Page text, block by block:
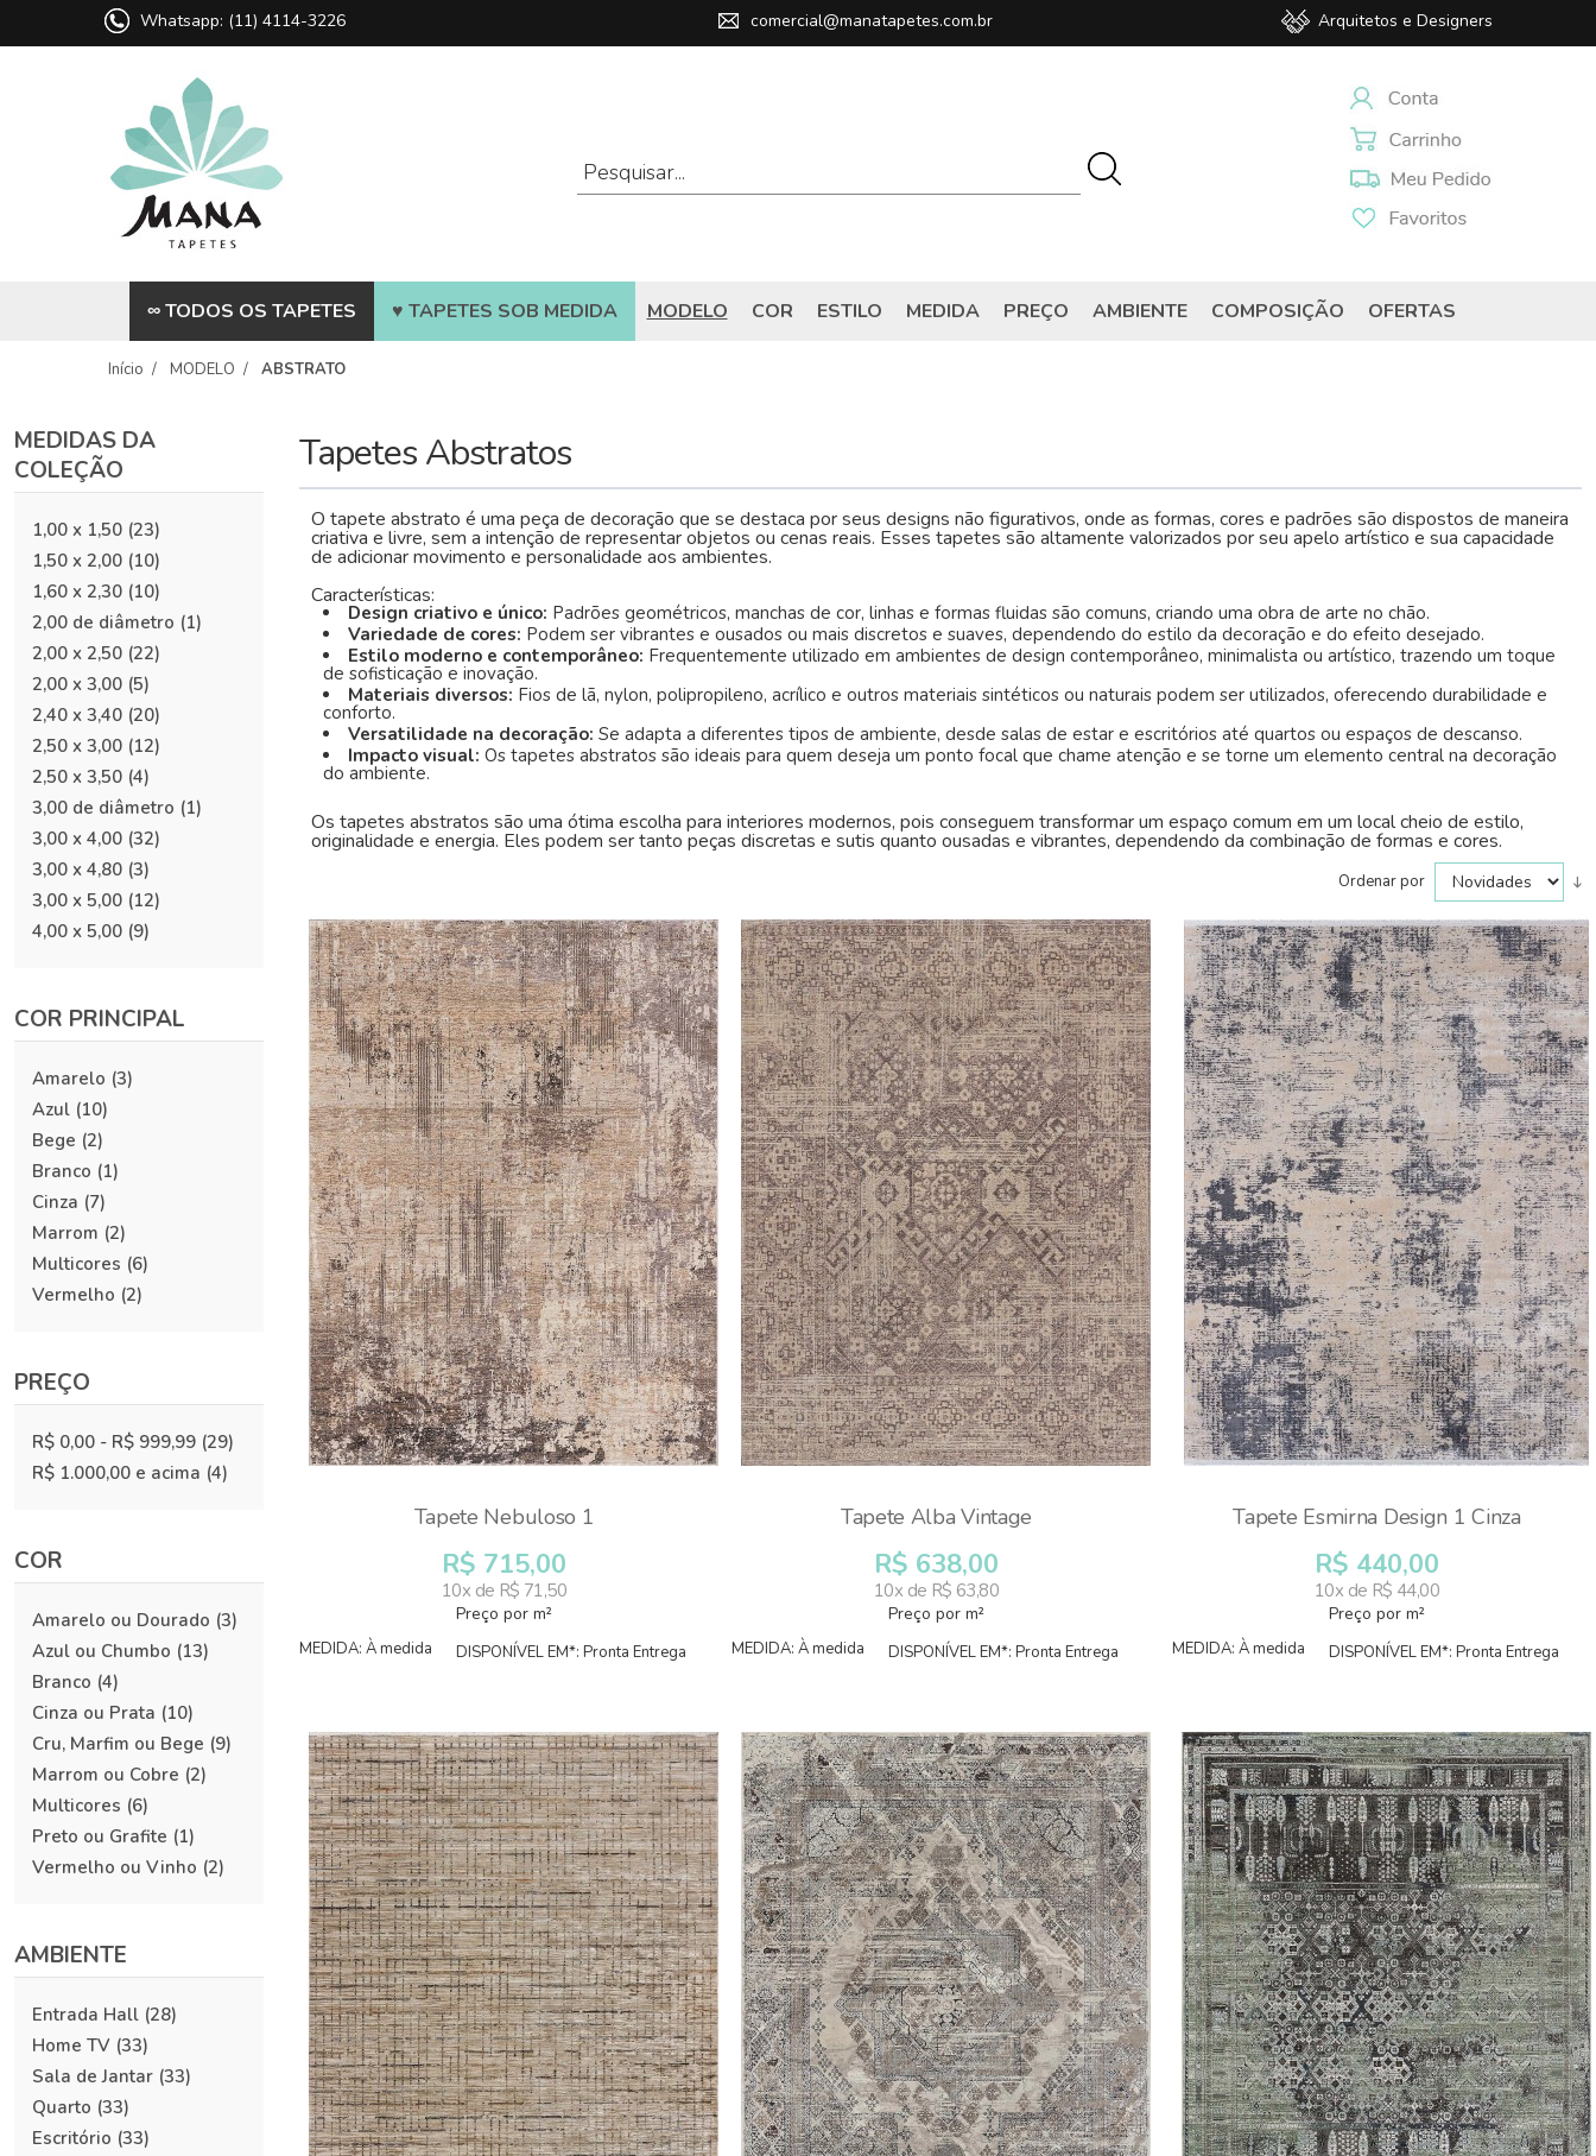
Whatsapp: (11) 4114-3226 comercial@manatapetes.com.br Arquitetos e Designers
∞ TODOS OS TAPETES ♥ TAPETES SOB MEDIDA MODELO COR ESTILO MEDIDA PREÇO AMBIENTE COMPOSIÇÃO OFERTAS
Início / MODELO / ABSTRATO
Tapetes Abstratos
O tapete abstrato é uma peça de decoração que se destaca por seus designs não figurativos, onde as formas, cores e padrões são dispostos de maneira
criativa e livre, sem a intenção de representar objetos ou cenas reais. Esses tapetes são altamente valorizados por seu apelo artístico e sua capacidade
de adicionar movimento e personalidade aos ambientes.
Características:
Design criativo e único: Padrões geométricos, manchas de cor, linhas e formas fluidas são comuns, criando uma obra de arte no chão.
Variedade de cores: Podem ser vibrantes e ousados ou mais discretos e suaves, dependendo do estilo da decoração e do efeito desejado.
Estilo moderno e contemporâneo: Frequentemente utilizado em ambientes de design contemporâneo, minimalista ou artístico, trazendo um toque
de sofisticação e inovação.
Materiais diversos: Fios de lã, nylon, polipropileno, acrílico e outros materiais sintéticos ou naturais podem ser utilizados, oferecendo durabilidade e
conforto.
Versatilidade na decoração: Se adapta a diferentes tipos de ambiente, desde salas de estar e escritórios até quartos ou espaços de descanso.
Impacto visual: Os tapetes abstratos são ideais para quem deseja um ponto focal que chame atenção e se torne um elemento central na decoração
do ambiente.
Os tapetes abstratos são uma ótima escolha para interiores modernos, pois conseguem transformar um espaço comum em um local cheio de estilo,
originalidade e energia. Eles podem ser tanto peças discretas e sutis quanto ousadas e vibrantes, dependendo da combinação de formas e cores.
Ordenar por
Tapete Nebuloso 1
R$ 715,00
10x de R$ 71,50
Preço por m²
MEDIDA: À medida DISPONÍVEL EM*: Pronta Entrega
Tapete Alba Vintage
R$ 638,00
10x de R$ 63,80
Preço por m²
MEDIDA: À medida DISPONÍVEL EM*: Pronta Entrega
Tapete Esmirna Design 1 Cinza
R$ 440,00
10x de R$ 44,00
Preço por m²
MEDIDA: À medida DISPONÍVEL EM*: Pronta Entrega
MEDIDAS DA
COLEÇÃO
1,00 x 1,50 (23)
1,50 x 2,00 (10)
1,60 x 2,30 (10)
2,00 de diâmetro (1)
2,00 x 2,50 (22)
2,00 x 3,00 (5)
2,40 x 3,40 (20)
2,50 x 3,00 (12)
2,50 x 3,50 (4)
3,00 de diâmetro (1)
3,00 x 4,00 (32)
3,00 x 4,80 (3)
3,00 x 5,00 (12)
4,00 x 5,00 (9)
COR PRINCIPAL
Amarelo (3)
Azul (10)
Bege (2)
Branco (1)
Cinza (7)
Marrom (2)
Multicores (6)
Vermelho (2)
PREÇO
R$ 0,00 - R$ 999,99 (29)
R$ 1.000,00 e acima (4)
COR
Amarelo ou Dourado (3)
Azul ou Chumbo (13)
Branco (4)
Cinza ou Prata (10)
Cru, Marfim ou Bege (9)
Marrom ou Cobre (2)
Multicores (6)
Preto ou Grafite (1)
Vermelho ou Vinho (2)
AMBIENTE
Entrada Hall (28)
Home TV (33)
Sala de Jantar (33)
Quarto (33)
Escritório (33)